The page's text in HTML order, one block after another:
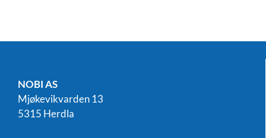
NOBI AS
Mjøkevikvarden 13
5315 Herdla